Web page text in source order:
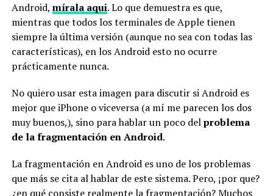
Android, mírala aqui. Lo que demuestra es que,
mientras que todos los terminales de Apple tienen
siempre la última versión (aunque no sea con todas las
características), en los Android esto no ocurre
prácticamente nunca.
No quiero usar esta imagen para discutir si Android es
mejor que iPhone o viceversa (a mí me parecen los dos
muy buenos,), sino para hablar un poco delproblema
de la fragmentación en Android.
La fragmentación en Android es uno de los problemas
que más se cita al hablar de este sistema. Pero, ¡por que?
¿en qué consiste realmente la fragmentación? Muchos